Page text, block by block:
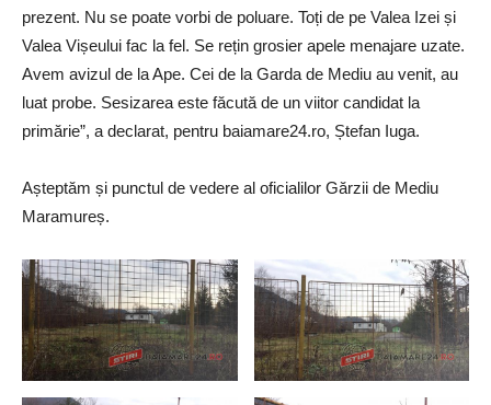
prezent. Nu se poate vorbi de poluare. Toți de pe Valea Izei și
Valea Vișeului fac la fel. Se rețin grosier apele menajare uzate.
Avem avizul de la Ape. Cei de la Garda de Mediu au venit, au
luat probe. Sesizarea este făcută de un viitor candidat la
primărie”, a declarat, pentru baiamare24.ro, Ștefan Iuga.
Așteptăm și punctul de vedere al oficialilor Gărzii de Mediu
Maramureș.